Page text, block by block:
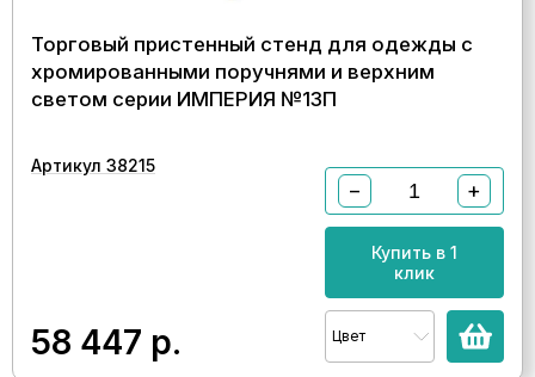
Торговый пристенный стенд для одежды с
хромированными поручнями и верхним
светом серии ИМПЕРИЯ №13П
Артикул 38215
58 447 р.
− +
Купить в 1
клик
Цвет